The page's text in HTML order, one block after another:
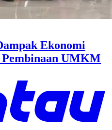
Ekonomi
UMKM